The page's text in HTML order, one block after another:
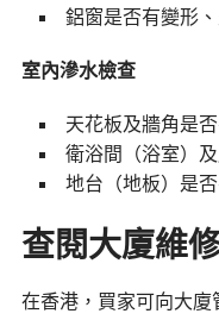
鋁窗是否有變形
室內滲水檢查
天花板及牆角是
衛浴間（浴室）
地台（地板）是
查閱大廈維
在香港，買家可向大